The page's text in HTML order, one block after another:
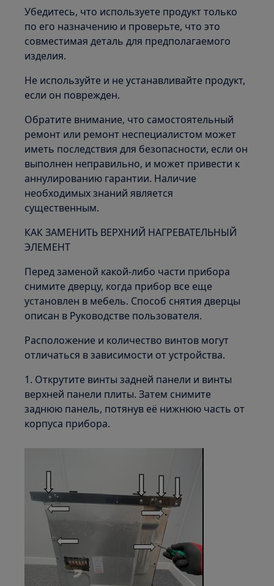
Убедитесь, что используете продукт только
по его назначению и проверьте, что это
совместимая деталь для предполагаемого
изделия.
Не используйте и не устанавливайте продукт,
если он поврежден.
Обратите внимание, что самостоятельный
ремонт или ремонт неспециалистом может
иметь последствия для безопасности, если он
выполнен неправильно, и может привести к
аннулированию гарантии. Наличие
необходимых знаний является
существенным.
КАК ЗАМЕНИТЬ ВЕРХНИЙ НАГРЕВАТЕЛЬНЫЙ
ЭЛЕМЕНТ
Перед заменой какой-либо части прибора
снимите дверцу, когда прибор все еще
установлен в мебель. Способ снятия дверцы
описан в Руководстве пользователя.
Расположение и количество винтов могут
отличаться в зависимости от устройства.
1. Открутите винты задней панели и винты
верхней панели плиты. Затем снимите
заднюю панель, потянув её нижнюю часть от
корпуса прибора.